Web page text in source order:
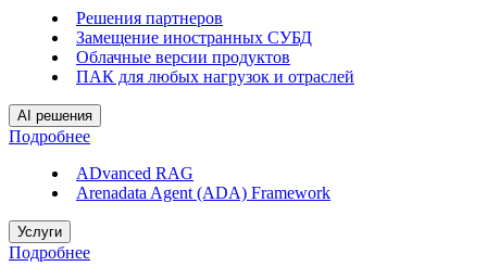
Решения партнеров
Замещение иностранных СУБД
Облачные версии продуктов
ПАК для любых нагрузок и отраслей
AI решения
Подробнее
ADvanced RAG
Arenadata Agent (ADA) Framework
Услуги
Подробнее